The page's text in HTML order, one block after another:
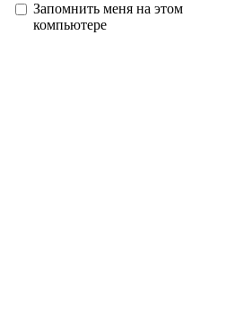
Запомнить меня на этом
компьютере